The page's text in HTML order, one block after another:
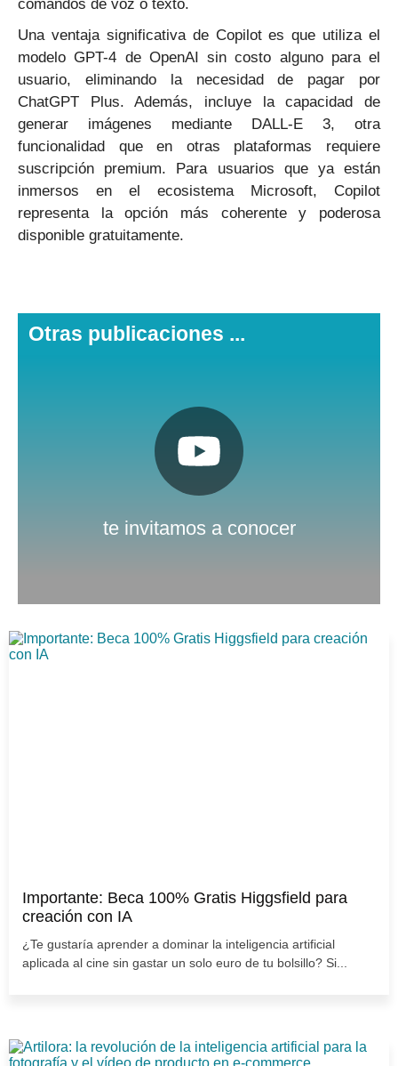
comandos de voz o texto.
Una ventaja significativa de Copilot es que utiliza el
modelo GPT-4 de OpenAI sin costo alguno para el
usuario, eliminando la necesidad de pagar por
ChatGPT Plus. Además, incluye la capacidad de
generar imágenes mediante DALL-E 3, otra
funcionalidad que en otras plataformas requiere
suscripción premium. Para usuarios que ya están
inmersos en el ecosistema Microsoft, Copilot
representa la opción más coherente y poderosa
disponible gratuitamente.
Otras publicaciones ...
te invitamos a conocer
Pulsa aquí
Importante: Beca 100% Gratis Higgsfield para
creación con IA
¿Te gustaría aprender a dominar la inteligencia artificial
aplicada al cine sin gastar un solo euro de tu bolsillo? Si...